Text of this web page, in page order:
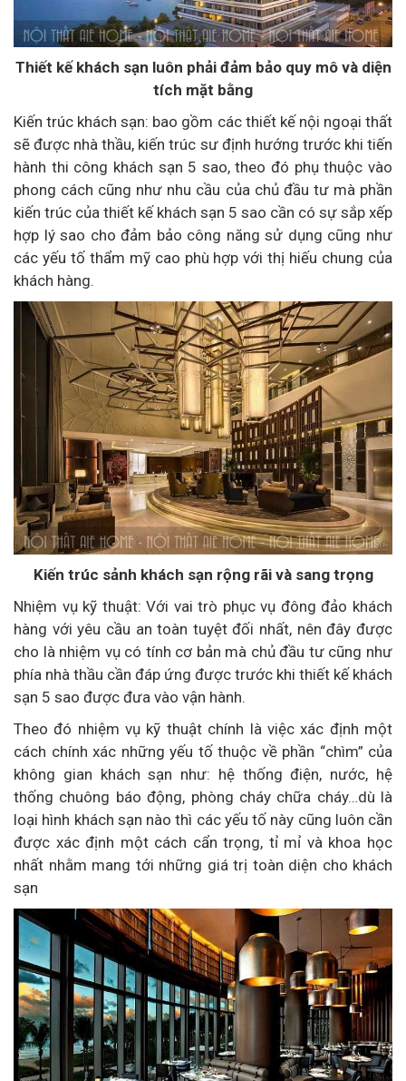
Thiết kế khách sạn luôn phải đảm bảo quy mô và diện
tích mặt bằng
Kiến trúc khách sạn: bao gồm các thiết kế nội ngoại thất
sẽ được nhà thầu, kiến trúc sư định hướng trước khi tiến
hành thi công khách sạn 5 sao, theo đó phụ thuộc vào
phong cách cũng như nhu cầu của chủ đầu tư mà phần
kiến trúc của thiết kế khách sạn 5 sao cần có sự sắp xếp
hợp lý sao cho đảm bảo công năng sử dụng cũng như
các yếu tố thẩm mỹ cao phù hợp với thị hiếu chung của
khách hàng.
Kiến trúc sảnh khách sạn rộng rãi và sang trọng
Nhiệm vụ kỹ thuật: Với vai trò phục vụ đông đảo khách
hàng với yêu cầu an toàn tuyệt đối nhất, nên đây được
cho là nhiệm vụ có tính cơ bản mà chủ đầu tư cũng như
phía nhà thầu cần đáp ứng được trước khi thiết kế khách
sạn 5 sao được đưa vào vận hành.
Theo đó nhiệm vụ kỹ thuật chính là việc xác định một
cách chính xác những yếu tố thuộc về phần “chìm” của
không gian khách sạn như: hệ thống điện, nước, hệ
thống chuông báo động, phòng cháy chữa cháy…dù là
loại hình khách sạn nào thì các yếu tố này cũng luôn cần
được xác định một cách cẩn trọng, tỉ mỉ và khoa học
nhất nhằm mang tới những giá trị toàn diện cho khách
sạn